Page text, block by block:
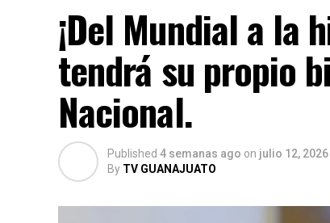
¡Del Mundial a la
tendrá su propio
Nacional.
Published 4 semanas ago on julio 12, 2026
By TV GUANAJUATO